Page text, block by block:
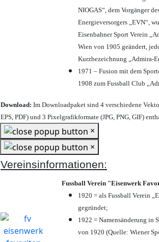
NIOGAS“, dem Vorgänger
Energieversorgers „EVN“,
Eisenbahner Sport Verein
Wien von 1905 geändert,
Kurzbezeichnung „Admira-
1971 – Fusion mit dem
1908 zum Fussball Club
Download: Im Downloadpaket sind 4 verschiedene
EPS, PDF) und 3 Pixelgrafikformate (JPG, PNG, GIF)
×
×
Vereinsinformationen:
Fussball Verein "Eisenwerk
1920 = als Fussball Verein
gegründet;
1922 = Namensänderung in
von 1920 (Quelle: Wiener